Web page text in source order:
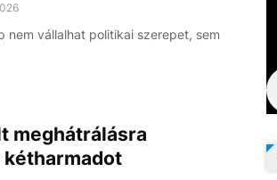
nem vállalhat politikai szerepet, sem
meghátrálásra